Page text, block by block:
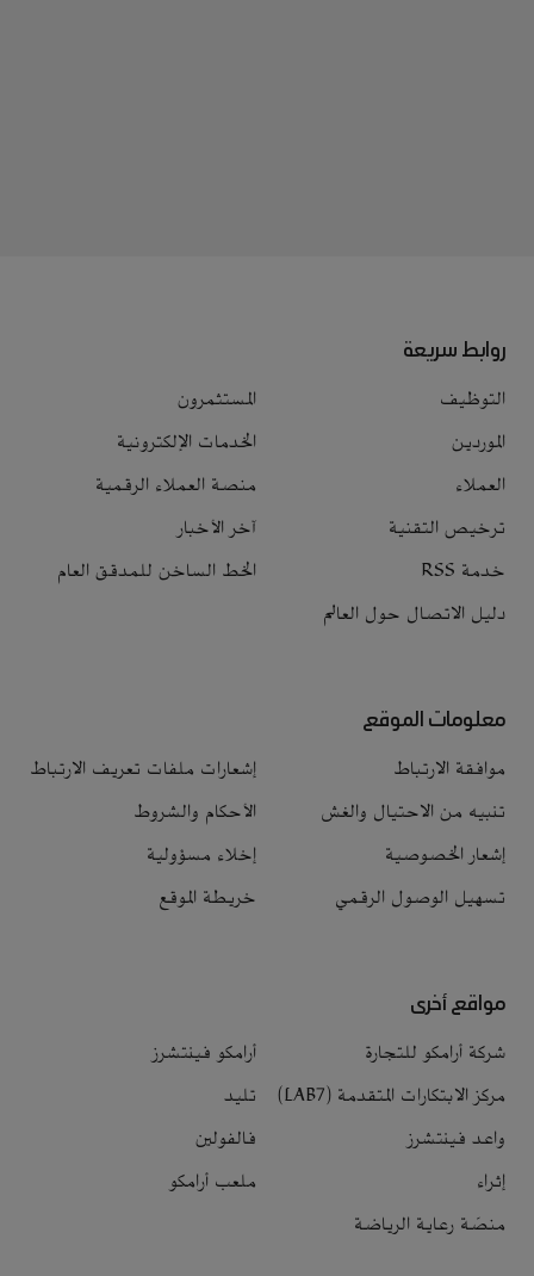
روابط سريعة
التوظيف
المستثمرون
الموردين
الخدمات الإلكترونية
العملاء
منصة العملاء الرقمية
ترخيص التقنية
آخر الأخبار
خدمة RSS
الخط الساخن للمدقق العام
دليل الاتصال حول العالم
معلومات الموقع
موافقة الارتباط
إشعارات ملفات تعريف الارتباط
تنبيه من الاحتيال والغش
الأحكام والشروط
إشعار الخصوصية
إخلاء مسؤولية
تسهيل الوصول الرقمي
خريطة الموقع
مواقع أخرى
شركة أرامكو للتجارة
أرامكو فينتشرز
مركز الابتكارات المتقدمة (LAB7)
تليد
واعد فينتشرز
فالفولين
إثراء
ملعب أرامكو
منصّة رعاية الرياضة